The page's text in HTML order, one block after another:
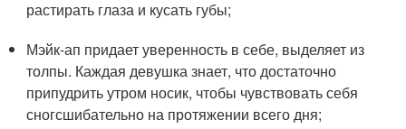
растирать глаза и кусать губы;
Мэйк-ап придает уверенность в себе, выделяет из
толпы. Каждая девушка знает, что достаточно
припудрить утром носик, чтобы чувствовать себя
сногсшибательно на протяжении всего дня;